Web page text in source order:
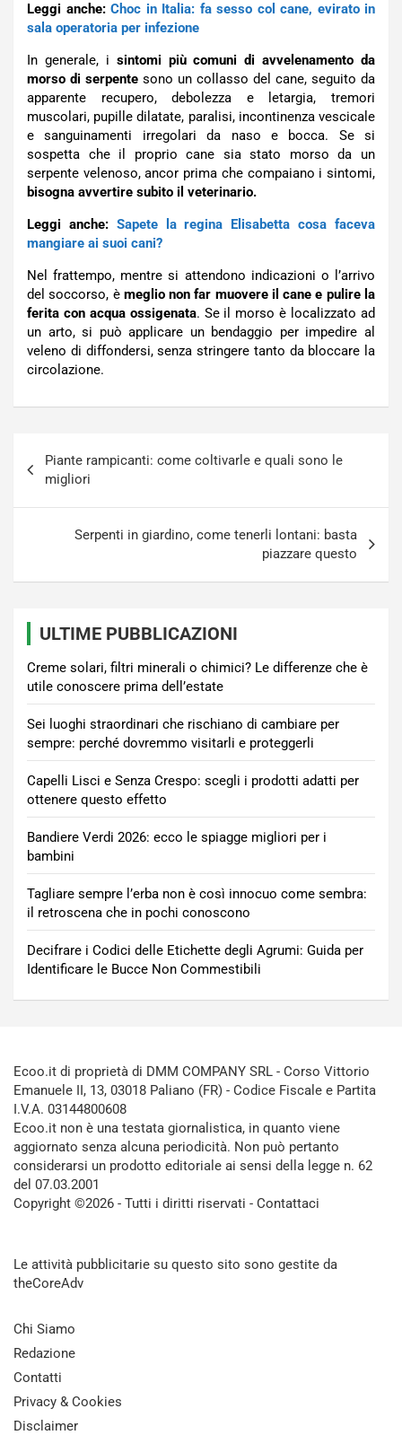
Leggi anche: Choc in Italia: fa sesso col cane, evirato in
sala operatoria per infezione
In generale, i sintomi più comuni di avvelenamento da
morso di serpente sono un collasso del cane, seguito da
apparente recupero, debolezza e letargia, tremori
muscolari, pupille dilatate, paralisi, incontinenza vescicale
e sanguinamenti irregolari da naso e bocca. Se si
sospetta che il proprio cane sia stato morso da un
serpente velenoso, ancor prima che compaiano i sintomi,
bisogna avvertire subito il veterinario.
Leggi anche: Sapete la regina Elisabetta cosa faceva
mangiare ai suoi cani?
Nel frattempo, mentre si attendono indicazioni o l’arrivo
del soccorso, è meglio non far muovere il cane e pulire la
ferita con acqua ossigenata. Se il morso è localizzato ad
un arto, si può applicare un bendaggio per impedire al
veleno di diffondersi, senza stringere tanto da bloccare la
circolazione.
articoli
Piante rampicanti: come coltivarle e quali sono le
migliori
Serpenti in giardino, come tenerli lontani: basta
piazzare questo
ULTIME PUBBLICAZIONI
Creme solari, filtri minerali o chimici? Le differenze che è
utile conoscere prima dell’estate
Sei luoghi straordinari che rischiano di cambiare per
sempre: perché dovremmo visitarli e proteggerli
Capelli Lisci e Senza Crespo: scegli i prodotti adatti per
ottenere questo effetto
Bandiere Verdi 2026: ecco le spiagge migliori per i
bambini
Tagliare sempre l’erba non è così innocuo come sembra:
il retroscena che in pochi conoscono
Decifrare i Codici delle Etichette degli Agrumi: Guida per
Identificare le Bucce Non Commestibili
Ecoo.it di proprietà di DMM COMPANY SRL - Corso Vittorio
Emanuele II, 13, 03018 Paliano (FR) - Codice Fiscale e Partita
I.V.A. 03144800608
Ecoo.it non è una testata giornalistica, in quanto viene
aggiornato senza alcuna periodicità. Non può pertanto
considerarsi un prodotto editoriale ai sensi della legge n. 62
del 07.03.2001
Copyright ©2026 - Tutti i diritti riservati - Contattaci
Le attività pubblicitarie su questo sito sono gestite da
theCoreAdv
Chi Siamo
Redazione
Contatti
Privacy & Cookies
Disclaimer